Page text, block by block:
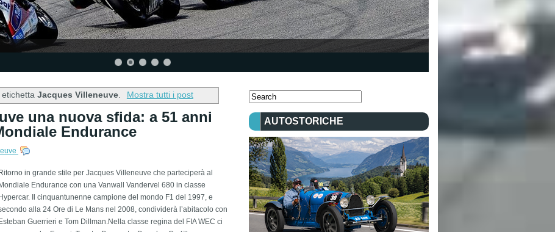
etichettaJacques Villeneuve. Mostra tutti i post
una nuova sfida: a 51 anni
Endurance
in grande stile per Jacques Villeneuve che parteciperà al
Endurance con una Vanwall Vandervel 680 in classe
Il cinquantunenne campione del mondo F1 del 1997, e
alla 24 Ore di Le Mans nel 2008, condividerà l’abitacolo con
Guerrieri e Tom Dillman.Nella classe regina del FIA WEC ci
AUTOSTORICHE